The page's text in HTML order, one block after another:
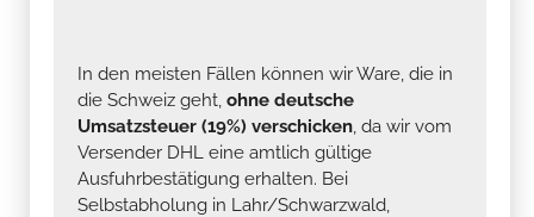
In den meisten Fällen können wir Ware, die in
die Schweiz geht, ohne deutsche
Umsatzsteuer (19%) verschicken, da wir vom
Versender DHL eine amtlich gültige
Ausfuhrbestätigung erhalten. Bei
Selbstabholung in Lahr/Schwarzwald,